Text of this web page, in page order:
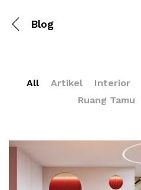
Blog
All Artikel Interior
Ruang Tamu